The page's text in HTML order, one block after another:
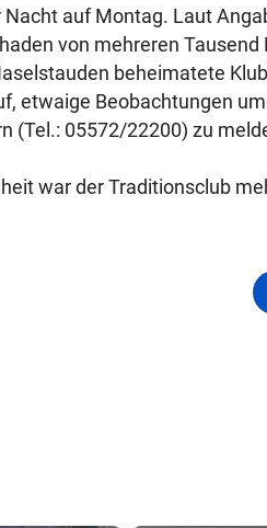
auf Montag. Laut
von mehreren Tausend
beheimatete
etwaige Beobachtungen
(Tel.: 05572/22200) zu
war der Traditionsclub